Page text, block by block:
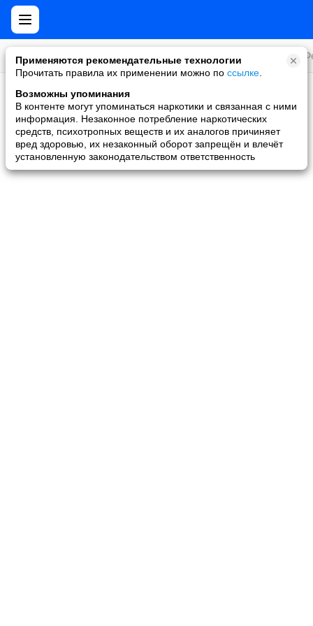
Все игры
Применяются рекомендательные технологии
Прочитать правила их применении можно по ссылке
Возможны упоминания
В контенте могут упоминаться наркотики и связанная с ними
информация. Незаконное потребление наркотических
средств, психотропных веществ и их аналогов причиняет
вред здоровью, их незаконный оборот запрещён и влечёт
установленную законодательством ответственность
Скидки и акции
Ни одной игры не найдено